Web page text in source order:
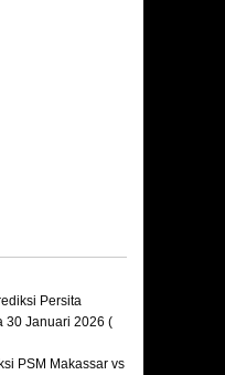
Persita
30 Januari 2026 (
PSM Makassar vs